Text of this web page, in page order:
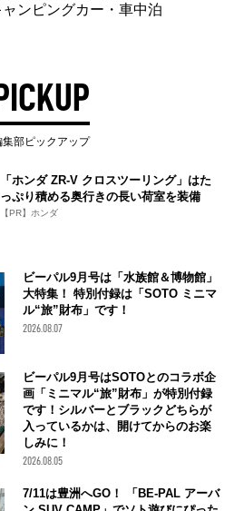
ャンピングカー・車中泊
PICKUP
集部ピックアップ
「ホンダ ZR-V クロスツーリング」はた
っぷり積める奥行きの長い荷室を装備
【PR】ホンダ
ビーパル9月号は「水族館＆博物館」
大特集！ 特別付録は「SOTO ミニマ
ル“旅”財布」です！
2026.08.07
ビーパル9月号はSOTOとのコラボ企
画「ミニマル“旅”財布」が特別付録
です！シルバーとブラックどちらが
入っているかは、開けてからのお楽
しみに！
2026.08.05
7/11は豊洲へGO！ 「BE-PAL アーバ